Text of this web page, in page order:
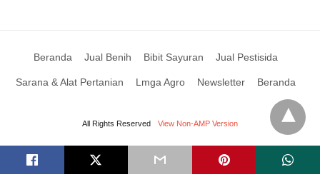
Beranda Jual Benih Bibit Sayuran Jual Pestisida
Sarana & Alat Pertanian Lmga Agro Newsletter Beranda
All Rights Reserved View Non-AMP Version